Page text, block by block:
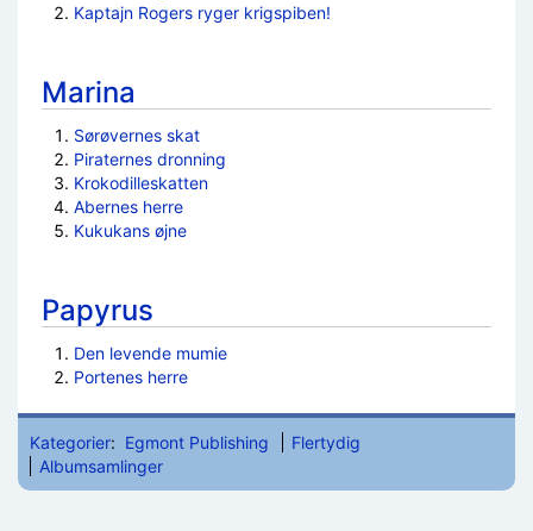
Kaptajn Rogers ryger krigspiben!
Marina
Sørøvernes skat
Piraternes dronning
Krokodilleskatten
Abernes herre
Kukukans øjne
Papyrus
Den levende mumie
Portenes herre
Kategorier: Egmont Publishing
Flertydig
Albumsamlinger